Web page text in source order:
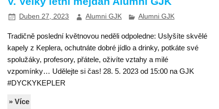
Duben 27, 2023 Alumni GJK Alumni GJK
Tradičně poslední květnovou neděli odpoledne: Uslyšíte skvělé
kapely z Keplera, ochutnáte dobré jídlo a drinky, potkáte své
spolužáky, profesory, přátele, oživíte vztahy a milé
vzpomínky… Udělejte si čas! 28. 5. 2023 od 15:00 na GJK
#DYCKYKEPLER
» Více